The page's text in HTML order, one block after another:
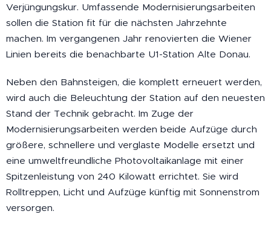
Verjüngungskur. Umfassende Modernisierungsarbeiten
sollen die Station fit für die nächsten Jahrzehnte
machen. Im vergangenen Jahr renovierten die Wiener
Linien bereits die benachbarte U1-Station Alte Donau.
Neben den Bahnsteigen, die komplett erneuert werden,
wird auch die Beleuchtung der Station auf den neuesten
Stand der Technik gebracht. Im Zuge der
Modernisierungsarbeiten werden beide Aufzüge durch
größere, schnellere und verglaste Modelle ersetzt und
eine umweltfreundliche Photovoltaikanlage mit einer
Spitzenleistung von 240 Kilowatt errichtet. Sie wird
Rolltreppen, Licht und Aufzüge künftig mit Sonnenstrom
versorgen.